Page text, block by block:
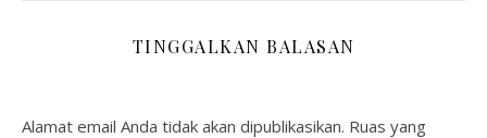
TINGGALKAN BALASAN
Alamat email Anda tidak akan dipublikasikan. Ruas yang